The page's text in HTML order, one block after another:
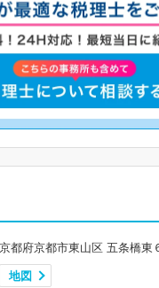
京都府京都市東山区 五条橋東
地図